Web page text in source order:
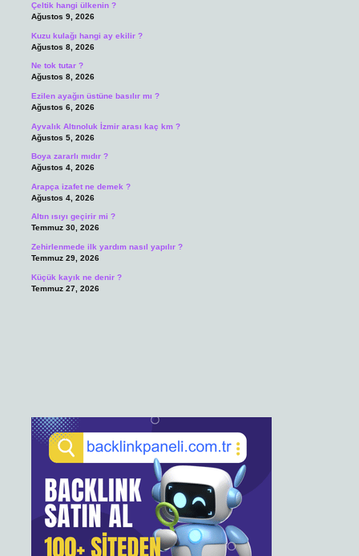
Çeltik hangi ülkenin ?
Ağustos 9, 2026
Kuzu kulağı hangi ay ekilir ?
Ağustos 8, 2026
Ne tok tutar ?
Ağustos 8, 2026
Ezilen ayağın üstüne basılır mı ?
Ağustos 6, 2026
Ayvalık Altınoluk İzmir arası kaç km ?
Ağustos 5, 2026
Boya zararlı mıdır ?
Ağustos 4, 2026
Arapça izafet ne demek ?
Ağustos 4, 2026
Altın ısıyı geçirir mi ?
Temmuz 30, 2026
Zehirlenmede ilk yardım nasıl yapılır ?
Temmuz 29, 2026
Küçük kayık ne denir ?
Temmuz 27, 2026